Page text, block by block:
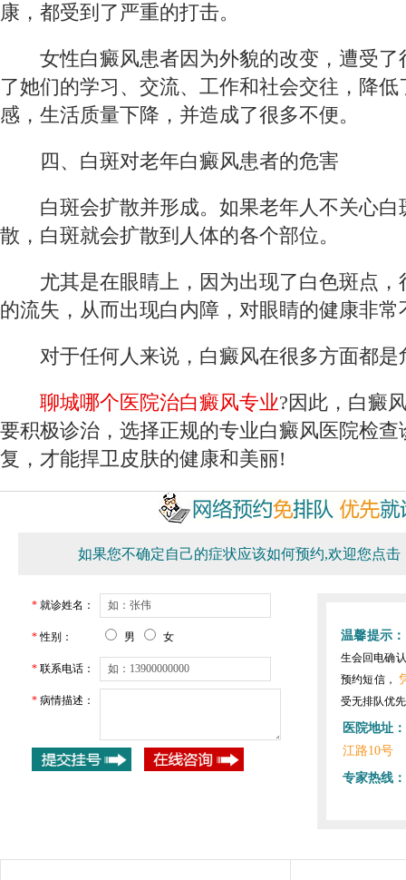
康，都受到了严重的打击。
女性白癜风患者因为外貌的改变，遭受了
了她们的学习、交流、工作和社会交往，降
感，生活质量下降，并造成了很多不便。
四、白斑对老年白癜风患者的危害
白斑会扩散并形成。如果老年人不关心白
散，白斑就会扩散到人体的各个部位。
尤其是在眼睛上，因为出现了白色斑点，
的流失，从而出现白内障，对眼睛的健康非常
对于任何人来说，白癜风在很多方面都是
聊城哪个医院治白癜风专业?因此，白癜
要积极诊治，选择正规的专业白癜风医院检
复，才能捍卫皮肤的健康和美丽!
如果您不确定自己的症状应该如何预约,欢迎您点击
* 就诊姓名：
*性别： 男 女
* 联系电话：
* 病情描述：
温馨提示：
生会回电确
预约短信，
受无排队优
医院地址：
江路10号
专家热线：